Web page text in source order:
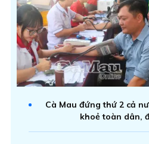
Cà Mau đứng thứ 2 cả
khoẻ toàn dân,